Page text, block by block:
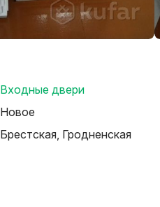
Входные двери
Новое
Брестская, Гродненская